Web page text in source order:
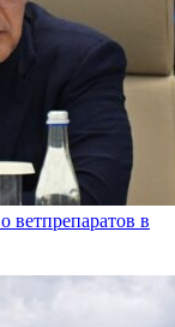
ветпрепаратов в